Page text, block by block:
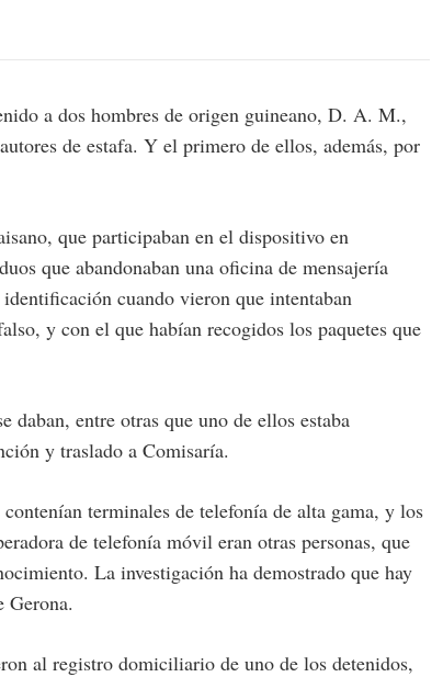
a dos hombres de origen guineano, D. A. M.,
de estafa. Y el primero de ellos, además, por
que participaban en el dispositivo en
que abandonaban una oficina de mensajería
cuando vieron que intentaban
y con el que habían recogidos los paquetes que
entre otras que uno de ellos estaba
y traslado a Comisaría.
terminales de telefonía de alta gama, y los
de telefonía móvil eran otras personas, que
La investigación ha demostrado que hay
Gerona.
al registro domiciliario de uno de los detenidos,